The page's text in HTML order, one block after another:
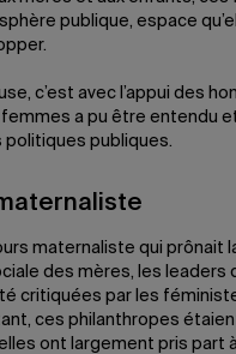
publique, espace
c’est avec l’appui des
a pu être entendu
politiques publiques.
maternaliste qui prônait
des mères, les leaders
critiquées par les
ces philanthropes
ont largement pris part